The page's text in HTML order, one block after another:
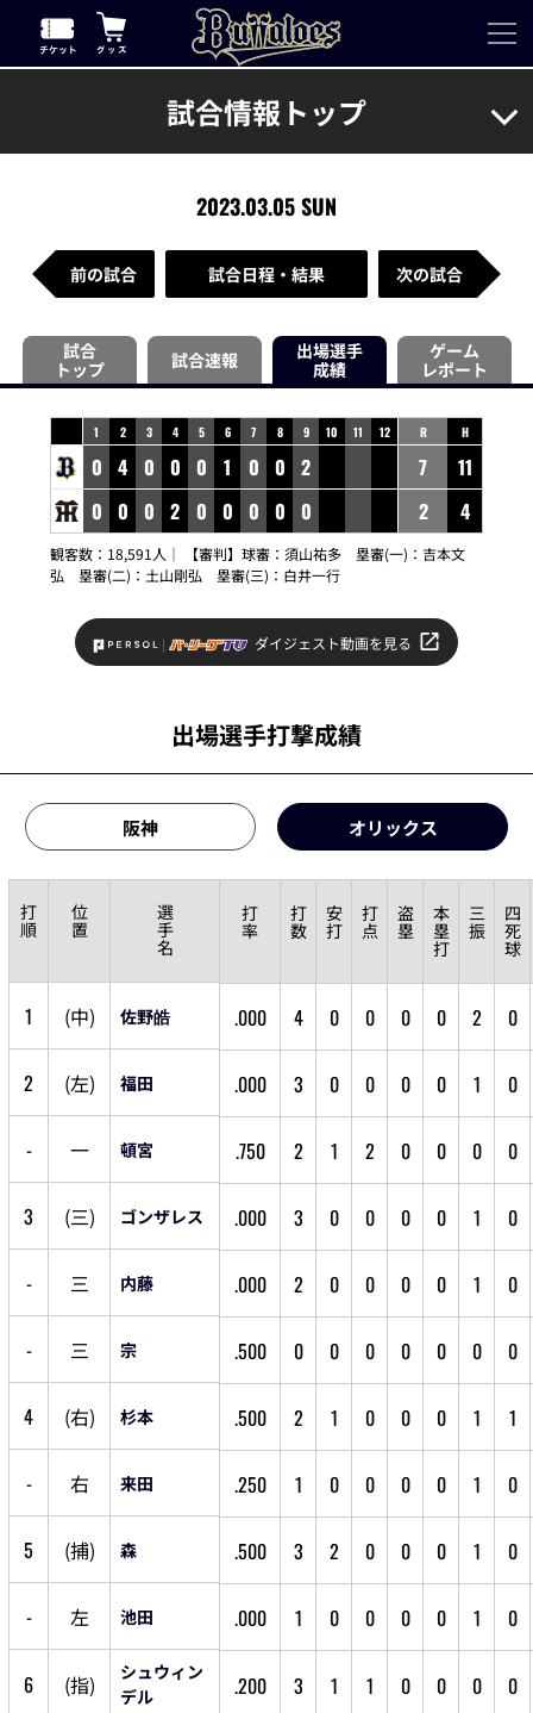
試合情報トップ
2023.03.05 SUN
前の試合 試合日程・結果 次の試合
試合
トップ
試合速報
出場選手
成績
ゲーム
レポート
1 2 3 4 5 6 7 8 9 10 11 12
0 4 0 0 0 1 0 0 2
0 0 0 2 0 0 0 0 0
R H
7
11
2
4
観客数：18,591人｜ 【審判】球審： 須山祐多 塁審(一)： 吉本文
弘 塁審(二)： 土山剛弘 塁審(三)： 白井一行
ダイジェスト動画を見る
出場選手打撃成績
阪神 オリックス
打
順
位
置
選
手
名
打
率
打
数
安
打
打
点
盗
塁
本
塁
打
三
振
四
死
球
1 (中) 佐野皓 .000 4 0 0 0 0 2 0
2 (左) 福田 .000 3 0 0 0 0 1 0
- 一 頓宮 .750 2 1 2 0 0 0 0
3 (三) ゴンザレス .000 3 0 0 0 0 1 0
- 三 内藤 .000 2 0 0 0 0 1 0
- 三 宗 .500 0 0 0 0 0 0 0
4 (右) 杉本 .500 2 1 0 0 0 1 1
- 右 来田 .250 1 0 0 0 0 1 0
5 (捕) 森 .500 3 2 0 0 0 1 0
- 左 池田 .000 1 0 0 0 0 1 0
6 (指)
シュウィン
デル
.200 3 1 1 0 0 0 0